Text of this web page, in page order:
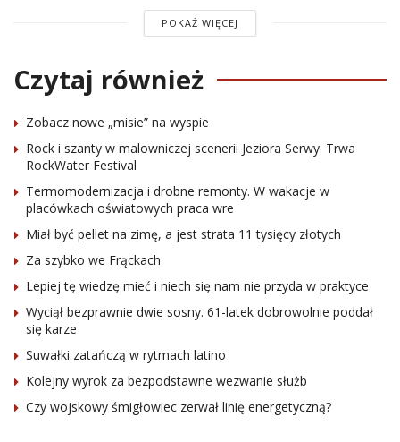
POKAŻ WIĘCEJ
Czytaj również
Zobacz nowe „misie” na wyspie
Rock i szanty w malowniczej scenerii Jeziora Serwy. Trwa
RockWater Festival
Termomodernizacja i drobne remonty. W wakacje w
placówkach oświatowych praca wre
Miał być pellet na zimę, a jest strata 11 tysięcy złotych
Za szybko we Frąckach
Lepiej tę wiedzę mieć i niech się nam nie przyda w praktyce
Wyciął bezprawnie dwie sosny. 61-latek dobrowolnie poddał
się karze
Suwałki zatańczą w rytmach latino
Kolejny wyrok za bezpodstawne wezwanie służb
Czy wojskowy śmigłowiec zerwał linię energetyczną?